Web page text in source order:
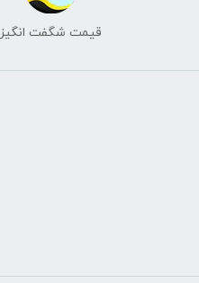
قیمت شگفت انگیز